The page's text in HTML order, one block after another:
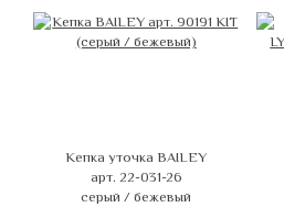
Кепка уточка BAILEY
арт. 22-031-26
серый / бежевый